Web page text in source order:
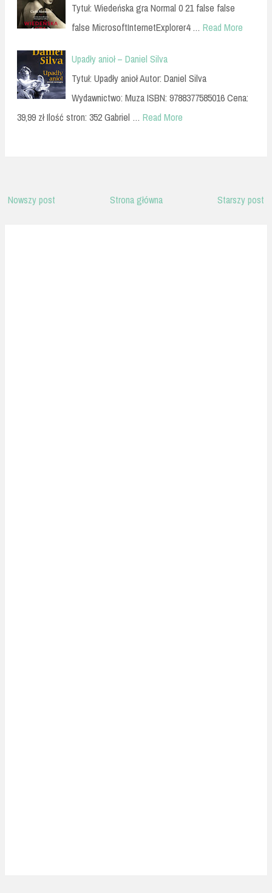
Tytuł: Wiedeńska gra Normal 0 21 false false
false MicrosoftInternetExplorer4 … Read More
Upadły anioł – Daniel Silva
Tytuł: Upadły anioł Autor: Daniel Silva
Wydawnictwo: Muza ISBN: 9788377585016 Cena:
39,99 zł Ilość stron: 352 Gabriel … Read More
Nowszy post Starszy post
Strona główna